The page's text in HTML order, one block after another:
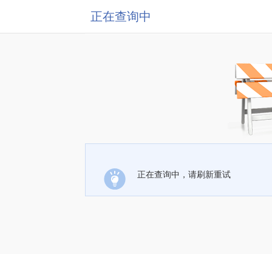
正在查询中
正在查询中，请刷新重试